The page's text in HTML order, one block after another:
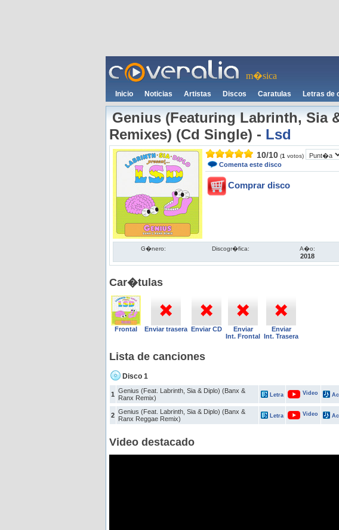
m�sica
Inicio Noticias Artistas Discos Caratulas Letras de
Genius (Featuring Labrinth, Sia
Remixes) (Cd Single) - Lsd
10/10 (1 votos)
Comenta este disco
Comprar disco
G�nero: Discogr�fica: A�o:
2018
Car�tulas
Frontal Enviar trasera Enviar CD
Enviar
Int. Frontal
Enviar
Int. Trasera
Lista de canciones
Disco 1
1 Genius (Feat. Labrinth, Sia & Diplo) (Banx &
Ranx Remix)
Letra Video
2 Genius (Feat. Labrinth, Sia & Diplo) (Banx &
Ranx Reggae Remix)
Letra Video
Video destacado